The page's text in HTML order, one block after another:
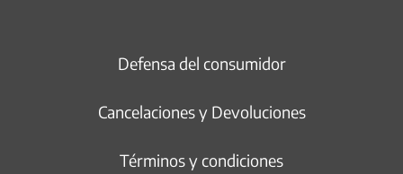
Defensa del consumidor
Cancelaciones y Devoluciones
Términos y condiciones